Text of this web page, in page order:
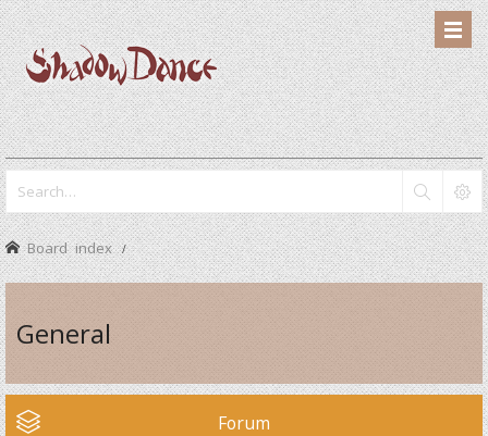
Board index
General
Forum